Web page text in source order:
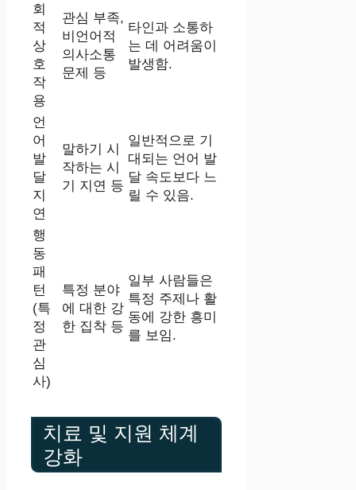
회
적
상
호
작
용
관심 부족,
비언어적
의사소통
문제 등
타인과 소통하
는 데 어려움이
발생함.
언
어
발
달
지
연
말하기 시
작하는 시
기 지연 등
일반적으로 기
대되는 언어 발
달 속도보다 느
릴 수 있음.
행
동
패
턴
(특
정
관
심
사)
특정 분야
에 대한 강
한 집착 등
일부 사람들은
특정 주제나 활
동에 강한 흥미
를 보임.
치료 및 지원 체계
강화